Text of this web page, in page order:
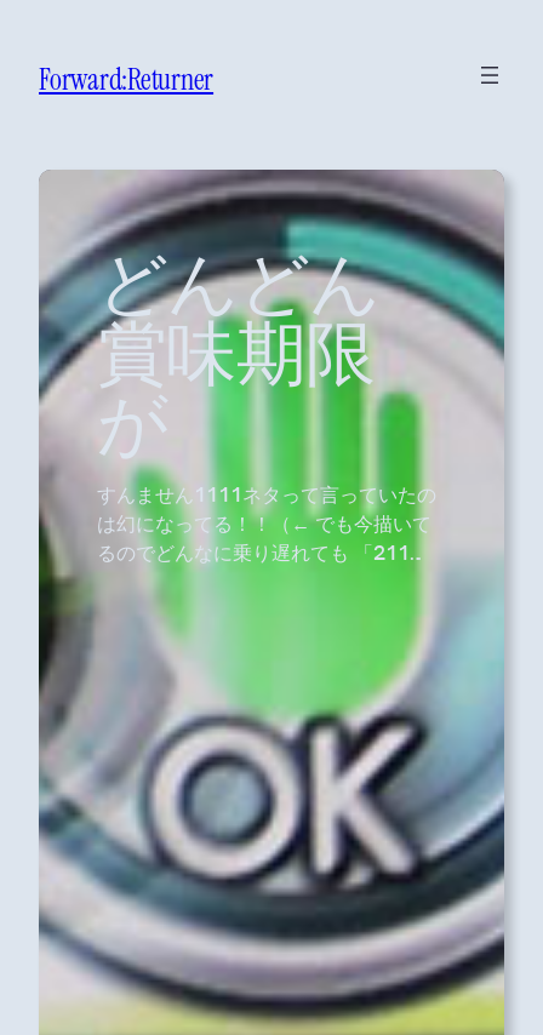
Forward:Returner
どんどん
賞味期限
が
すんません1111ネタって言っていたの
は幻になってる！！（← でも今描いて
るのでどんなに乗り遅れても 「211…